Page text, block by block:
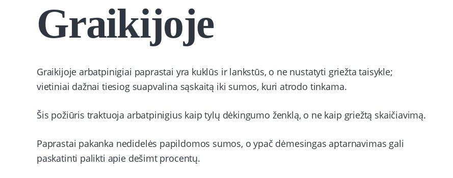
Graikijoje
Graikijoje arbatpinigiai paprastai yra kuklūs ir lankstūs, o ne nustatyti griežta taisykle;
vietiniai dažnai tiesiog suapvalina sąskaitą iki sumos, kuri atrodo tinkama.
Šis požiūris traktuoja arbatpinigius kaip tylų dėkingumo ženklą, o ne kaip griežtą skaičiavimą.
Paprastai pakanka nedidelės papildomos sumos, o ypač dėmesingas aptarnavimas gali
paskatinti palikti apie dešimt procentų.